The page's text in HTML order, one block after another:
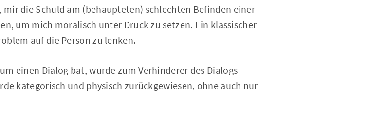
mir die Schuld am (behaupteten) schlechten Befinden einer
um mich moralisch unter Druck zu setzen. Ein klassischer
auf die Person zu lenken.
einen Dialog bat, wurde zum Verhinderer des Dialogs
kategorisch und physisch zurückgewiesen, ohne auch nur